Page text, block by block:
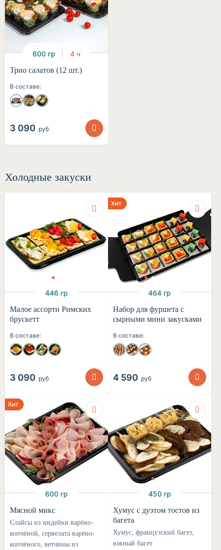
600 гр
4 ч
Трио салатов (12 шт.)
В составе:
3 090 руб
Холодные закуски
446 гр
Малое ассорти Римских
брускетт
В составе:
3 090 руб
Хит
464 гр
Набор для фуршета с
сырными мини закусками
В составе:
4 590 руб
Хит
600 гр
Мясной микс
Слайсы из индейки варёно-
копчёной, сервелата варёно-
копчёного, ветчины из
450 гр
Хумус с дуэтом тостов из
багета
Хумус, французский багет,
южный багет